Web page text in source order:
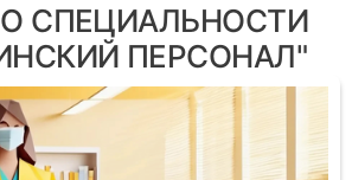
СПЕЦИАЛЬНОСТИ
ПЕРСОНАЛ"